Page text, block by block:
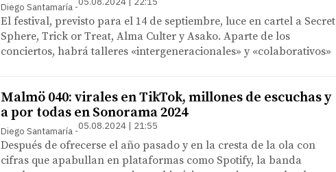
Diego Santamaría
El festival, previsto para el 14 de septiembre, luce en cartel a Secret
Sphere, Trick or Treat, Alma Culter y Asako. Aparte de los
conciertos, habrá talleres «intergeneracionales» y «colaborativos»
Malmö 040: virales en TikTok, millones de escuchas y
a por todas en Sonorama 2024
Diego Santamaría 05.08.2024 | 21:55
Después de ofrecerse el año pasado y en la cresta de la ola con
cifras que apabullan en plataformas como Spotify, la banda